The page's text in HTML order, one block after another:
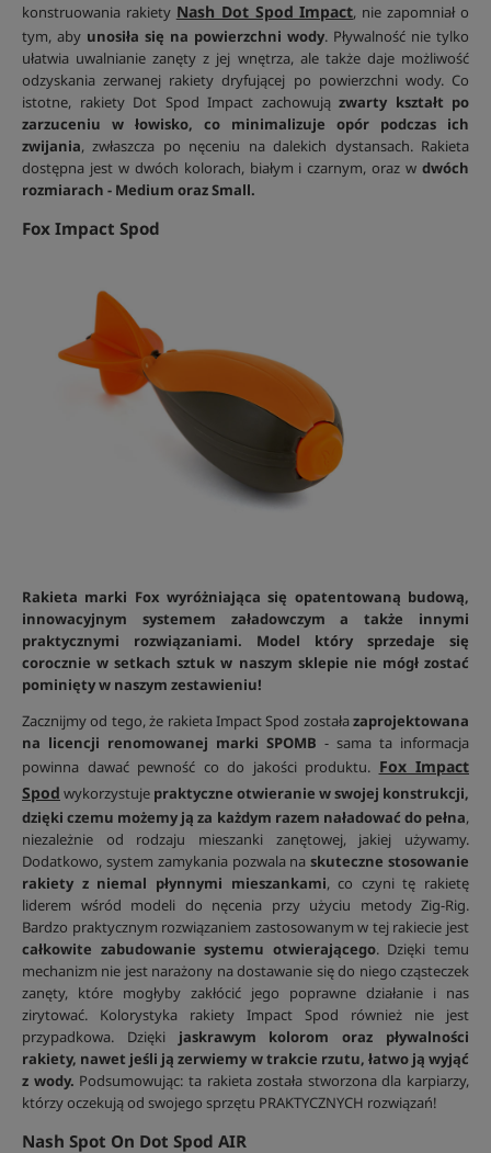
konstruowania rakiety Nash Dot Spod Impact, nie zapomniał o
tym, aby unosiła się na powierzchni wody. Pływalność nie tylko
ułatwia uwalnianie zanęty z jej wnętrza, ale także daje możliwość
odzyskania zerwanej rakiety dryfującej po powierzchni wody. Co
istotne, rakiety Dot Spod Impact zachowują zwarty kształt po
zarzuceniu w łowisko, co minimalizuje opór podczas ich
zwijania, zwłaszcza po nęceniu na dalekich dystansach. Rakieta
dostępna jest w dwóch kolorach, białym i czarnym, oraz w dwóch
rozmiarach - Medium oraz Small.
Fox Impact Spod
Rakieta marki Fox wyróżniająca się opatentowaną budową,
innowacyjnym systemem załadowczym a także innymi
praktycznymi rozwiązaniami. Model który sprzedaje się
corocznie w setkach sztuk w naszym sklepie nie mógł zostać
pominięty w naszym zestawieniu!
Zacznijmy od tego, że rakieta Impact Spod zostałazaprojektowana
na licencji renomowanej marki SPOMB - sama ta informacja
powinna dawać pewność co do jakości produktu. Fox Impact
Spod wykorzystuje praktyczne otwieranie w swojej konstrukcji,
dzięki czemu możemy ją za każdym razem naładować do pełna,
niezależnie od rodzaju mieszanki zanętowej, jakiej używamy.
Dodatkowo, system zamykania pozwala naskuteczne stosowanie
rakiety z niemal płynnymi mieszankami, co czyni tę rakietę
liderem wśród modeli do nęcenia przy użyciu metody Zig-Rig.
Bardzo praktycznym rozwiązaniem zastosowanym w tej rakiecie jest
całkowite zabudowanie systemu otwierającego. Dzięki temu
mechanizm nie jest narażony na dostawanie się do niego cząsteczek
zanęty, które mogłyby zakłócić jego poprawne działanie i nas
zirytować. Kolorystyka rakiety Impact Spod również nie jest
przypadkowa. Dzięki jaskrawym kolorom oraz pływalności
rakiety, nawet jeśli ją zerwiemy w trakcie rzutu, łatwo ją wyjąć
z wody. Podsumowując: ta rakieta została stworzona dla karpiarzy,
którzy oczekują od swojego sprzętu PRAKTYCZNYCH rozwiązań!
Nash Spot On Dot Spod AIR